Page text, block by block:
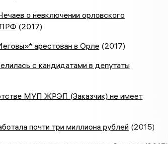
о невключении орловского
(2017)
арестован в Орле (2017)
с кандидатами в депутаты
МУП ЖРЭП (Заказчик) не имеет
почти три миллиона рублей(2015)